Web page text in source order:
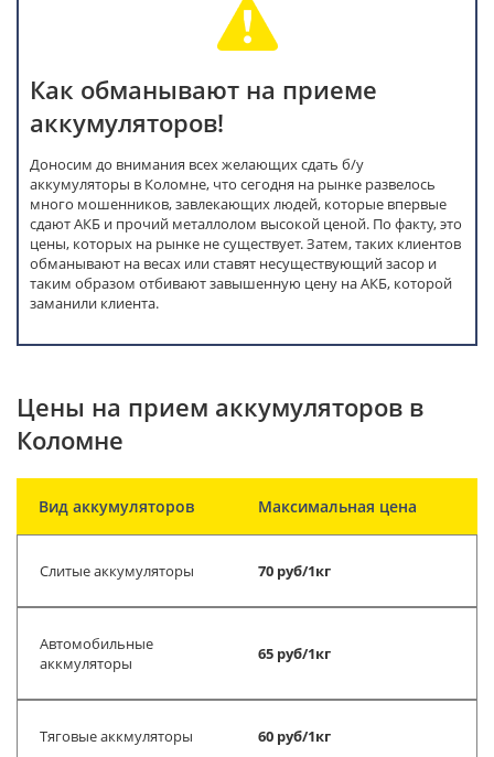
Как обманывают на приеме
аккумуляторов!
Доносим до внимания всех желающих сдать б/у
аккумуляторы в Коломне, что сегодня на рынке развелось
много мошенников, завлекающих людей, которые впервые
сдают АКБ и прочий металлолом высокой ценой. По факту, это
цены, которых на рынке не существует. Затем, таких клиентов
обманывают на весах или ставят несуществующий засор и
таким образом отбивают завышенную цену на АКБ, которой
заманили клиента.
Цены на прием аккумуляторов в
Коломне
Вид аккумуляторов Максимальная цена
Слитые аккумуляторы 70 руб/1кг
Автомобильные
аккмуляторы
65 руб/1кг
Тяговые аккмуляторы 60 руб/1кг